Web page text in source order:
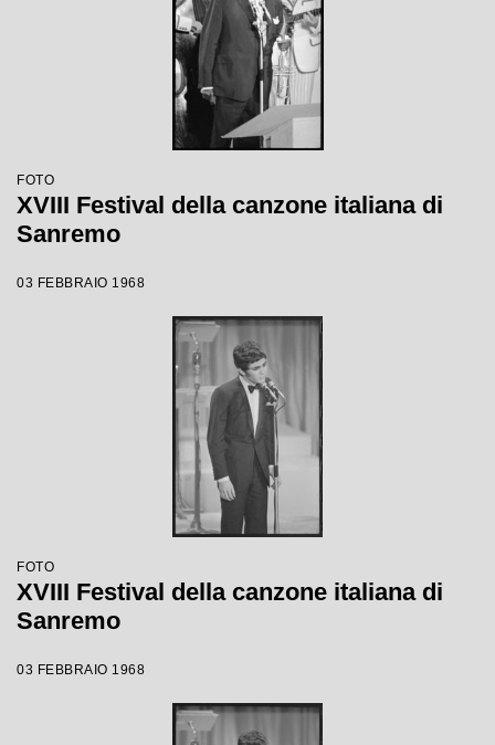
FOTO
XVIII Festival della canzone italiana di
Sanremo
03 FEBBRAIO 1968
FOTO
XVIII Festival della canzone italiana di
Sanremo
03 FEBBRAIO 1968